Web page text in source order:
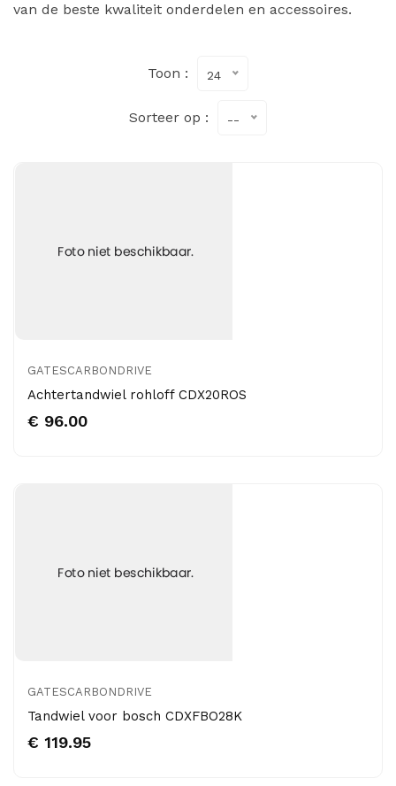
van de beste kwaliteit onderdelen en accessoires.
Toon : 24
Sorteer op : --
GATESCARBONDRIVE
Achtertandwiel rohloff CDX20ROS
€ 96.00
GATESCARBONDRIVE
Tandwiel voor bosch CDXFBO28K
€ 119.95